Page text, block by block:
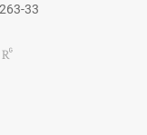
33